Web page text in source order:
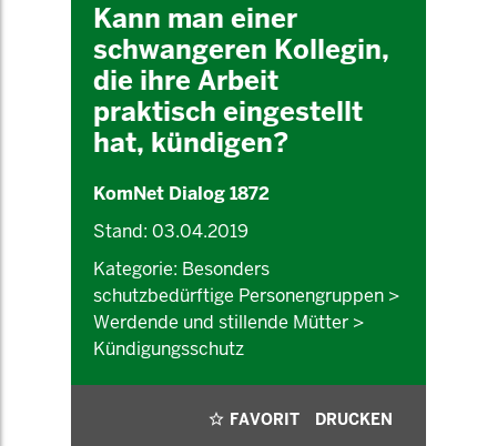
Kann man einer
schwangeren Kollegin,
die ihre Arbeit
praktisch eingestellt
hat, kündigen?
KomNet Dialog 1872
Stand: 03.04.2019
Kategorie: Besonders
schutzbedürftige Personengruppen >
Werdende und stillende Mütter >
Kündigungsschutz
FAVORIT DRUCKEN